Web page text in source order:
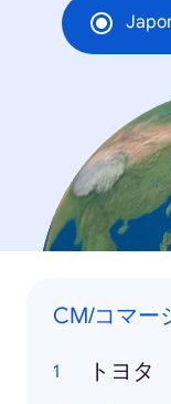
CM/コマー
トヨタ